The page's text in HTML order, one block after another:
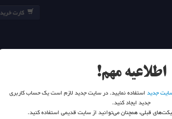
کارت خرید
اطلاعیه مهم!
جدیداستفاده نمایید. در سایت جدید لازم است یک حساب کاربری
جدید ایجاد کنید.
قبلی، همچنان می‌توانید از سایت قدیمی استفاده کنید.